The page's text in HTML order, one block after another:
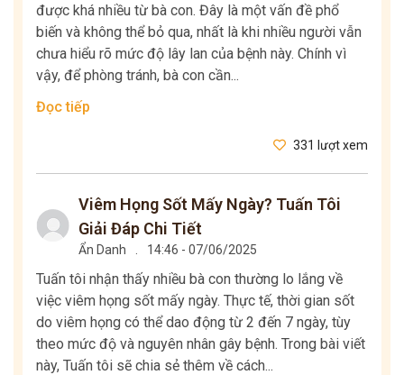
được khá nhiều từ bà con. Đây là một vấn đề phổ
biến và không thể bỏ qua, nhất là khi nhiều người vẫn
chưa hiểu rõ mức độ lây lan của bệnh này. Chính vì
vậy, để phòng tránh, bà con cần...
Đọc tiếp
331 lượt xem
Viêm Họng Sốt Mấy Ngày? Tuấn Tôi
Giải Đáp Chi Tiết
Ẩn Danh 14:46 - 07/06/2025
Tuấn tôi nhận thấy nhiều bà con thường lo lắng về
việc viêm họng sốt mấy ngày. Thực tế, thời gian sốt
do viêm họng có thể dao động từ 2 đến 7 ngày, tùy
theo mức độ và nguyên nhân gây bệnh. Trong bài viết
này, Tuấn tôi sẽ chia sẻ thêm về cách...